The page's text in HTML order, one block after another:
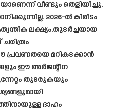
വീണ്ടും തെളിയിച്ചു.
2026-ൽ കിരീടം
ലക്ഷ്യം.തുടർച്ചയായ
പ്രവണതയെ മറികടക്കാൻ
ഈ അർജന്റീന
തുടരുകയും
ദാഹം